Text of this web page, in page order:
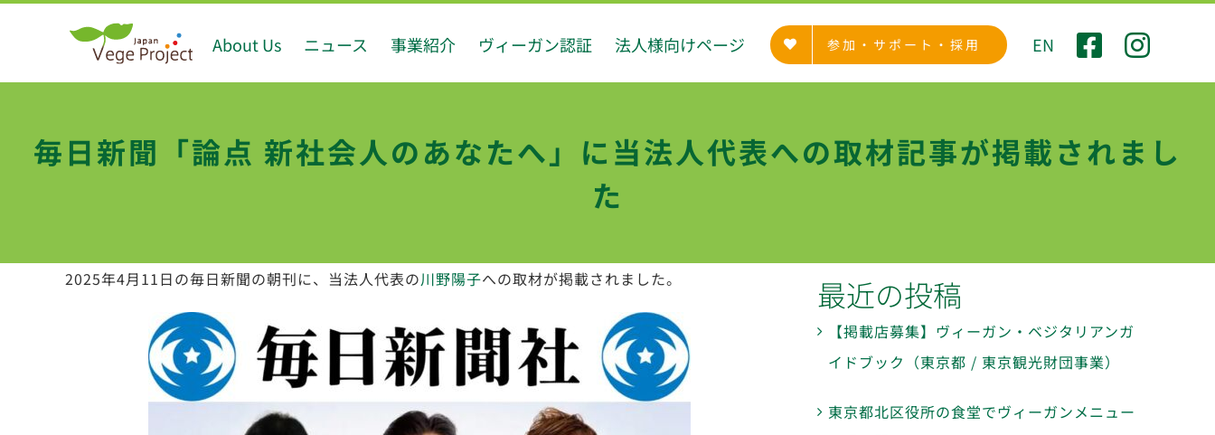
About Us ニュース 事業紹介 ヴィーガン認証 法人様向けページ 参加・サポート・採用 EN
毎日新聞「論点 新社会人のあなたへ」に当法人代表への取材記事が掲載されまし
た
2025年4月11日の毎日新聞の朝刊に、当法人代表の川野陽子への取材が掲載されました。 最近の投稿
【掲載店募集】ヴィーガン・ベジタリアンガ
イドブック（東京都 / 東京観光財団事業）
東京都北区役所の食堂でヴィーガンメニュー